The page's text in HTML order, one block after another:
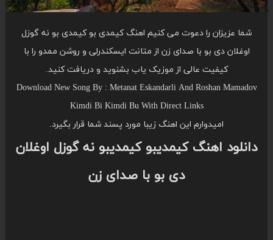
شما عزیزان را دعوت می کنیم اهنگ کیمدی بو کیمدی بو نه گوزل
اوغلان دی بو با صدای زن از متانت ایسکندرلی و روشن ممدو را با
کیفیت عالی از موزیک یاب بشنوید و دریافت کنید.
Download New Song By : Metanat Eskandarli And Roshan Mamadov
Kimdi Bi Kimdi Bu With Direct Links
امیدوارم این اهنگ زیبا مورد پسند شما قرار بگیرد.
دانلود اهنگ کیمدیبو کیمدیبو نه گوزل اوغلان
دی بو با صدای زن